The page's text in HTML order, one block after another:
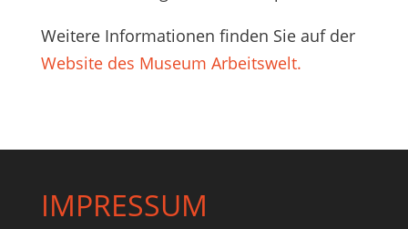
Weitere Informationen finden Sie auf der
Website des Museum Arbeitswelt.
IMPRESSUM